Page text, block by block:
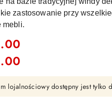
zastosowanie przy
mebli.
lojalnościowy dostępny jest tylko